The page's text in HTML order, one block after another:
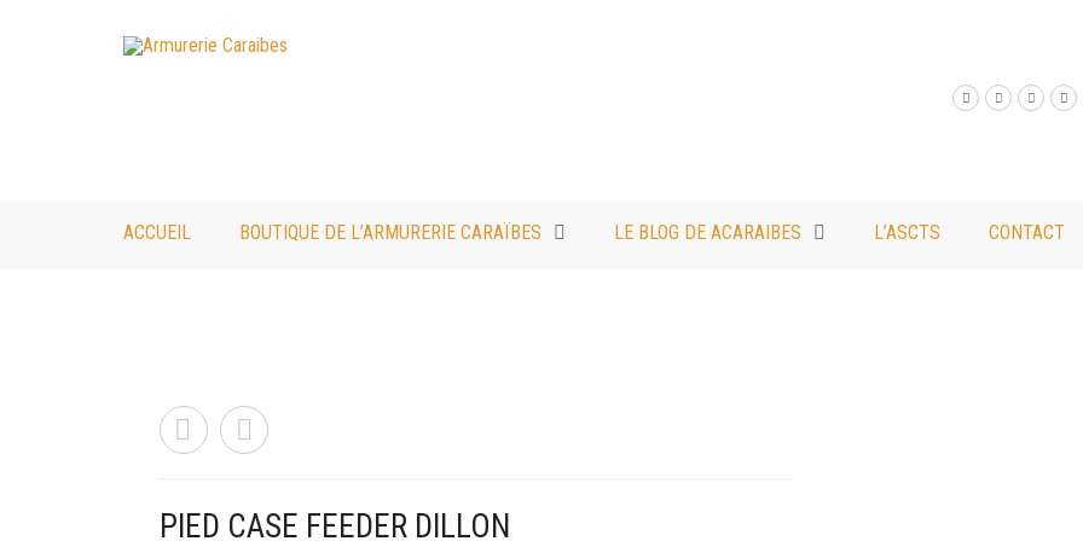
ACCUEIL BOUTIQUE DE L’ARMURERIE CARAÏBES LE BLOG DE ACARAIBES L’ASCTS CONTACT
PIED CASE FEEDER DILLON